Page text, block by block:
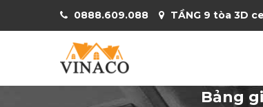
0888.609.088 TẦNG 9 tòa 3D
Bảng